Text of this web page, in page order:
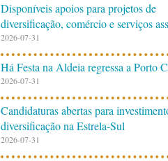
Disponíveis apoios para projetos de
diversificação, comércio e serviços
2026-07-31
Há Festa na Aldeia regressa a Porto
2026-07-31
Candidaturas abertas para
diversificação na Estrela-Sul
2026-07-31